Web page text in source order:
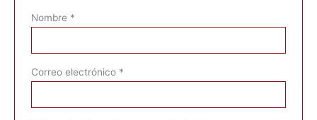
Nombre *
Correo electrónico *